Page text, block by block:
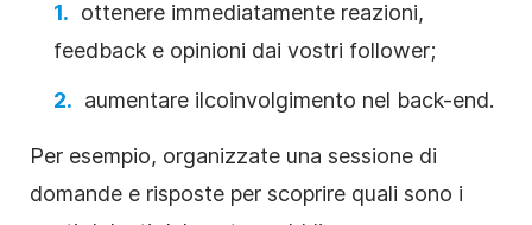
ottenere immediatamente reazioni,
feedback e opinioni dai vostri follower;
aumentare ilcoinvolgimento nel back-end.
Per esempio, organizzate una sessione di
domande e risposte per scoprire quali sono i